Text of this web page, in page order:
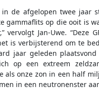
in de afgelopen twee jaar
gammaflits op die ooit is
vervolgt Jan-Uwe.
is verbijsterend om te
jaar geleden
op een extreem
als onze zon in een half
in een neutronenster